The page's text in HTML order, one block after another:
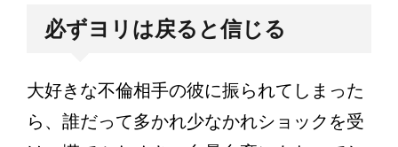
必ずヨリは戻ると信じる
大好きな不倫相手の彼に振られてしまった
ら、誰だって多かれ少なかれショックを受